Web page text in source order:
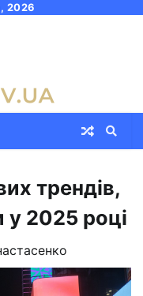
2026
трендів,
у 2025 році